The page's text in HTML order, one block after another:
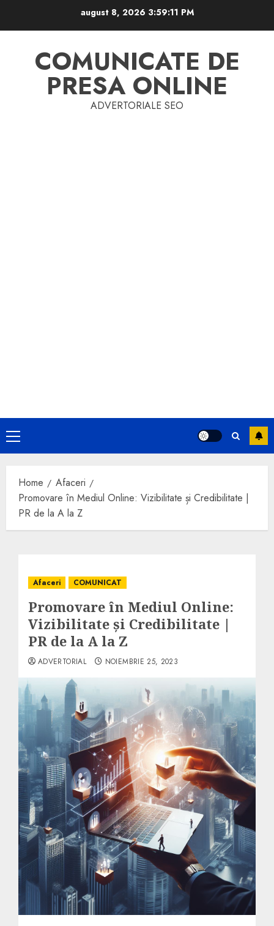
august 8, 2026 3:59:12 PM
COMUNICATE DE
PRESA ONLINE
ADVERTORIALE SEO
Primary
Menu
Home
Afaceri
Promovare în Mediul Online: Vizibilitate și Credibilitate |
PR de la A la Z
Afaceri COMUNICAT
Promovare în Mediul Online:
Vizibilitate și Credibilitate |
PR de la A la Z
ADVERTORIAL NOIEMBRIE 25, 2023